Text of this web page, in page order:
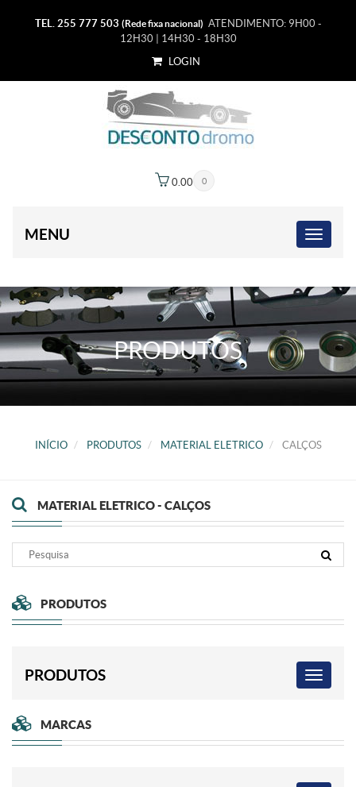
TEL. 255 777 503 (Rede fixa nacional) ATENDIMENTO: 9H00 -
12H30 | 14H30 - 18H30
LOGIN
0
0.00
MENU
PRODUTOS
INÍCIO PRODUTOS MATERIAL ELETRICO CALÇOS
MATERIAL ELETRICO - CALÇOS
PRODUTOS
PRODUTOS
MARCAS